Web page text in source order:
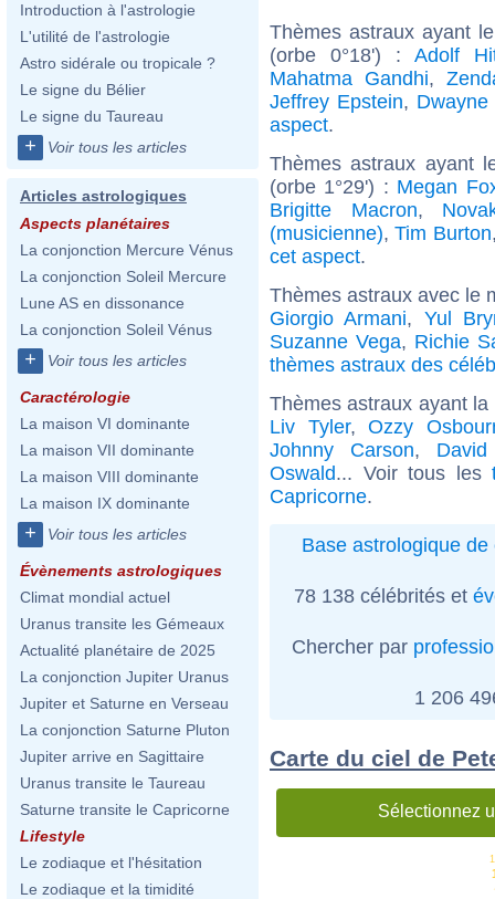
Introduction à l'astrologie
L'utilité de l'astrologie
Astro sidérale ou tropicale ?
Le signe du Bélier
Le signe du Taureau
+ Voir tous les articles
Articles astrologiques
Aspects planétaires
La conjonction Mercure Vénus
La conjonction Soleil Mercure
Lune AS en dissonance
La conjonction Soleil Vénus
+ Voir tous les articles
Caractérologie
La maison VI dominante
La maison VII dominante
La maison VIII dominante
La maison IX dominante
+ Voir tous les articles
Évènements astrologiques
Climat mondial actuel
Uranus transite les Gémeaux
Actualité planétaire de 2025
La conjonction Jupiter Uranus
Jupiter et Saturne en Verseau
La conjonction Saturne Pluton
Jupiter arrive en Sagittaire
Uranus transite le Taureau
Saturne transite le Capricorne
Lifestyle
Le zodiaque et l'hésitation
Le zodiaque et la timidité
Thèmes astraux ayant
(orbe 0°18') : Adolf
Mahatma Gandhi,
Jeffrey Epstein,
aspect.
Thèmes astraux ayant
(orbe 1°29') : Megan
Brigitte Macron,
(musicienne),Tim Burton
cet aspect.
Thèmes astraux avec le
Giorgio Armani, Yul
Suzanne Vega, Richie
thèmes astraux des
Thèmes astraux ayant
Liv Tyler,Ozzy
Johnny Carson,
Oswald... Voir tous les
Capricorne.
Base astrologique de
78 138 célébrités et
Chercher par
1 206
Carte du ciel de
Sélectionnez